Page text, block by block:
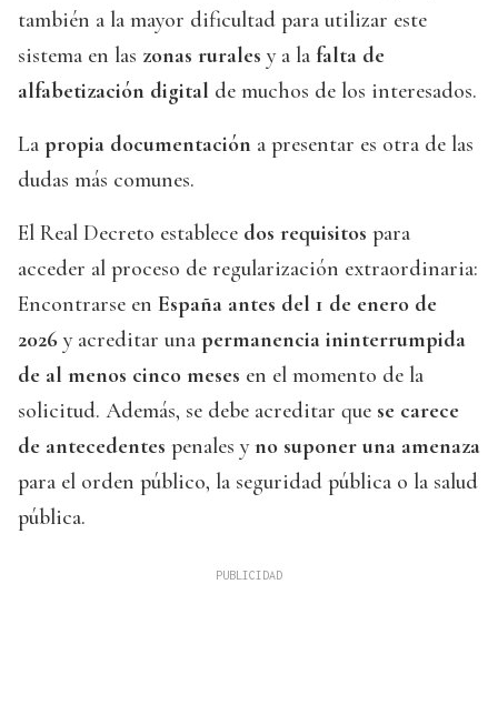
también a la mayor dificultad para utilizar este
sistema en las zonas rurales y a la falta de
alfabetización digital de muchos de los interesados.
La propia documentación a presentar es otra de las
dudas más comunes.
El Real Decreto establece dos requisitos para
acceder al proceso de regularización extraordinaria:
Encontrarse en España antes del 1 de enero de
2026 y acreditar una permanencia ininterrumpida
de al menos cinco meses en el momento de la
solicitud. Además, se debe acreditar que se carece
de antecedentes penales yno suponer una amenaza
para el orden público, la seguridad pública o la salud
pública.